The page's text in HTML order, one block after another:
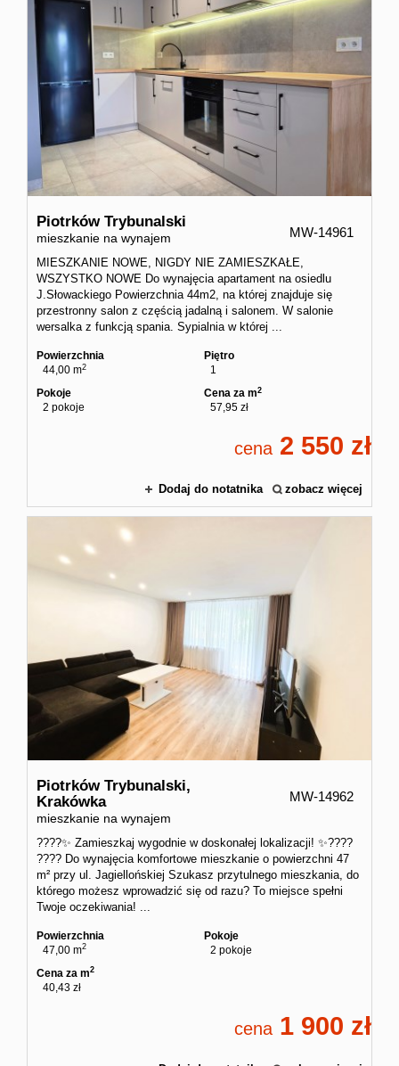
Piotrków Trybunalski
mieszkanie na wynajem MW-14961
MIESZKANIE NOWE, NIGDY NIE ZAMIESZKAŁE,
WSZYSTKO NOWE Do wynajęcia apartament na osiedlu
J.Słowackiego Powierzchnia 44m2, na której znajduje się
przestronny salon z częścią jadalną i salonem. W salonie
wersalka z funkcją spania. Sypialnia w której ...
Powierzchnia
44,00 m2
Piętro
1
Pokoje
2 pokoje
Cena za m2
57,95 zł
cena2 550
Dodaj do notatnika zobacz więcej
Piotrków Trybunalski,
Krakówka
mieszkanie na wynajem
MW-14962
????✨ Zamieszkaj wygodnie w doskonałej lokalizacji! ✨????
???? Do wynajęcia komfortowe mieszkanie o powierzchni 47
m² przy ul. Jagiellońskiej Szukasz przytulnego mieszkania, do
którego możesz wprowadzić się od razu? To miejsce spełni
Twoje oczekiwania! ...
Powierzchnia
47,00 m2
Pokoje
2 pokoje
Cena za m2
40,43 zł
cena 1 900